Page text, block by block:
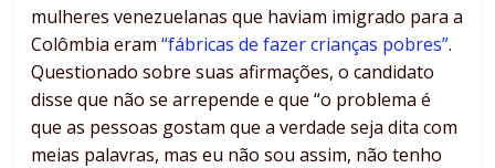
mulheres venezuelanas que haviam imigrado para a
Colômbia eram“fábricas de fazer crianças pobres”.
Questionado sobre suas afirmações, o candidato
disse que não se arrepende e que “o problema é
que as pessoas gostam que a verdade seja dita com
meias palavras, mas eu não sou assim, não tenho